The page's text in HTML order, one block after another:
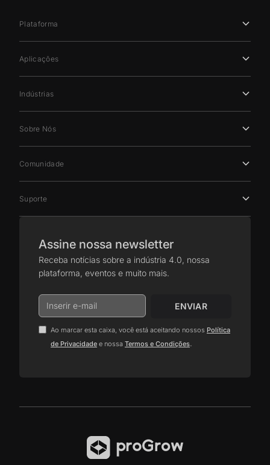
Plataforma
Aplicações
Indústrias
Sobre Nós
Comunidade
Suporte
Assine nossa newsletter
Receba notícias sobre a indústria 4.0, nossa
plataforma, eventos e muito mais.
Ao marcar esta caixa, você está aceitando nossos Política
de Privacidade e nossa Termos e Condições.